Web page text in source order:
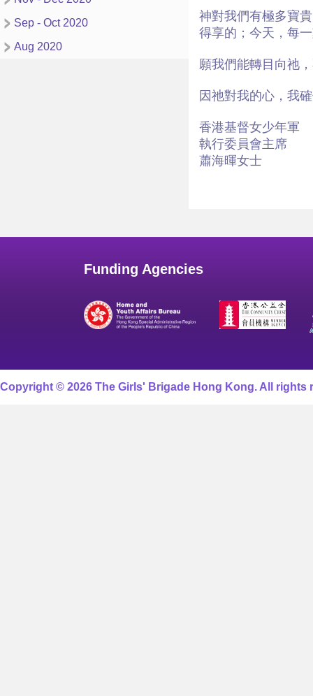
Sep - Oct 2020
Aug 2020
神對我們有極多寶
得享的；今天，每
願我們能轉目向祂
因祂對我的心，我
香港基督女少年軍
執行委員會主席
蕭海暉女士
Funding Agencies
Copyright © 2026 The Girls' Brigade Hong Kong. All rights